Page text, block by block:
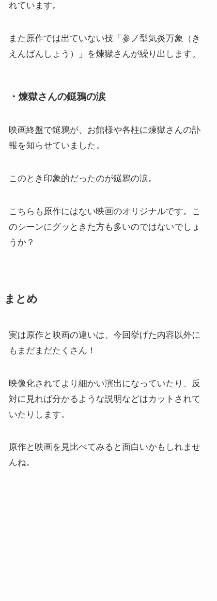
れています。
また原作では出ていない技「参ノ型気炎万象（き
えんばんしょう）」を煉獄さんが繰り出します。
・煉獄さんの鎹鴉の涙
映画終盤で鎹鴉が、お館様や各柱に煉獄さんの訃
報を知らせていました。
このとき印象的だったのが鎹鴉の涙。
こちらも原作にはない映画のオリジナルです。こ
のシーンにグッときた方も多いのではないでしょ
うか？
まとめ
実は原作と映画の違いは、今回挙げた内容以外に
もまだまだたくさん！
映像化されてより細かい演出になっていたり、反
対に見れば分かるような説明などはカットされて
いたりします。
原作と映画を見比べてみると面白いかもしれませ
んね。